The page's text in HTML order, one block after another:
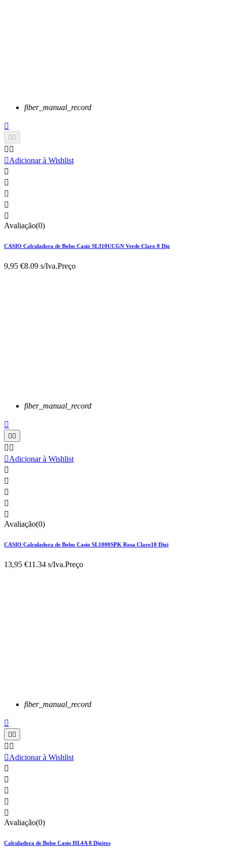
fiber_manual_record

 
 
Adicionar à Wishlist





Avaliação(0)
CASIO Calculadora de Bolso Casio SL310UCGN Verde Claro 8 Dig
9,95 €8.09 s/Iva.Preço
fiber_manual_record

 
 
Adicionar à Wishlist





Avaliação(0)
CASIO Calculadora de Bolso Casio SL1000SPK Rosa Claro10 Digi
13,95 €11.34 s/Iva.Preço
fiber_manual_record

 
 
Adicionar à Wishlist





Avaliação(0)
Calculadora de Bolso Casio HL4A 8 Digitos